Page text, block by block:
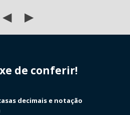
◀ ▶
de conferir!
decimais e notação